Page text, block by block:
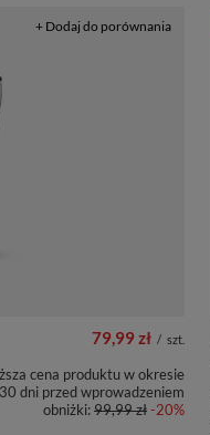
79,99 zł / szt.
cena produktu w okresie
30 dni przed wprowadzeniem
obniżki:99,99 zł-20%
+ Dodaj do porównania